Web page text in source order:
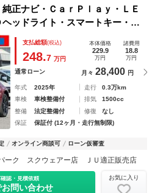
ナビ・ＣａｒＰｌａｙ・ＬＥ
ッドライト・スマートキー・ク
ートライト・オートハイビーム
支払総額(税込)
248.7 万円
本体価格
229.9
万円
諸費用
18.8
万円
通常ローン 月々 28,400 円
年式 2025年 走行
0.3万km
車検
車検整備付 排気
1500cc
整備
法定整備付 修復
なし
保証
保証付 (12ヶ月・走行無制限)
オンライン商談可 ローン仮審査
ーク スクウェアー店 ＪＵ適正販売店
確認・見積依頼
問い合わせ
お気に入り